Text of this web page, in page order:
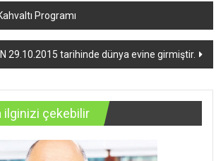
Programı
29.10.2015 tarihinde dünya evine girmiştir.
ilginizi çekebilir